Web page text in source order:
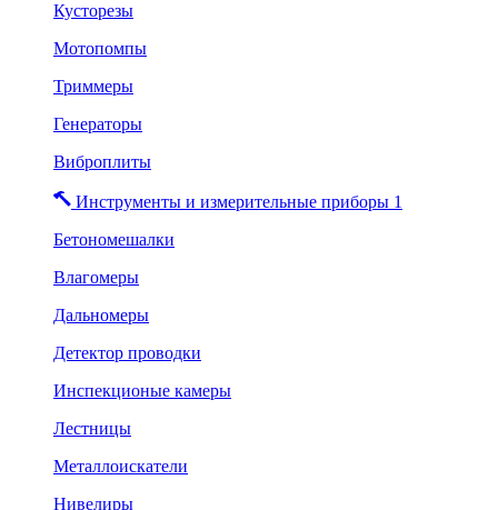
Кусторезы
Мотопомпы
Триммеры
Генераторы
Виброплиты
Инструменты и измерительные приборы 1
Бетономешалки
Влагомеры
Дальномеры
Детектор проводки
Инспекционые камеры
Лестницы
Металлоискатели
Нивелиры